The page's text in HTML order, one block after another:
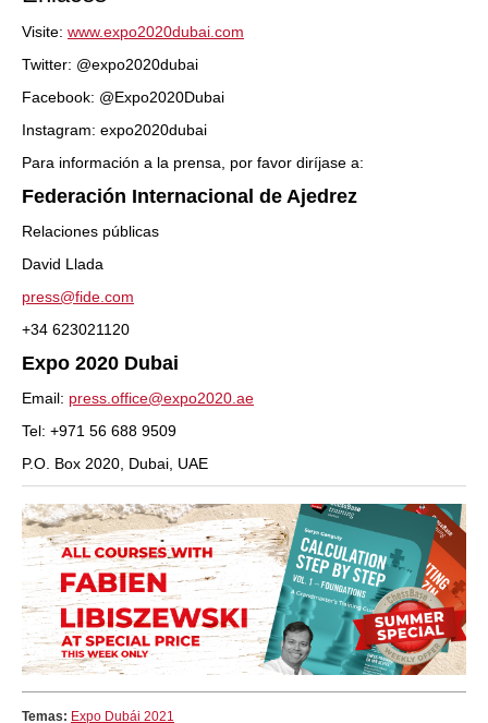
Visite: www.expo2020dubai.com
Twitter: @expo2020dubai
Facebook: @Expo2020Dubai
Instagram: expo2020dubai
Para información a la prensa, por favor diríjase a:
Federación Internacional de Ajedrez
Relaciones públicas
David Llada
press@fide.com
+34 623021120
Expo 2020 Dubai
Email: press.office@expo2020.ae
Tel: +971 56 688 9509
P.O. Box 2020, Dubai, UAE
Temas: Expo Dubái 2021